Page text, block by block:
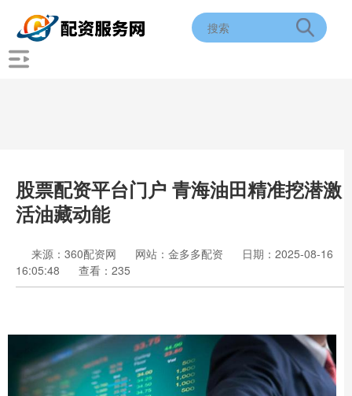
股票配资平台门户 青海油田精准挖潜激
活油藏动能
来源：360配资网 网站：金多多配资
日期：2025-08-16
16:05:48
查看：235